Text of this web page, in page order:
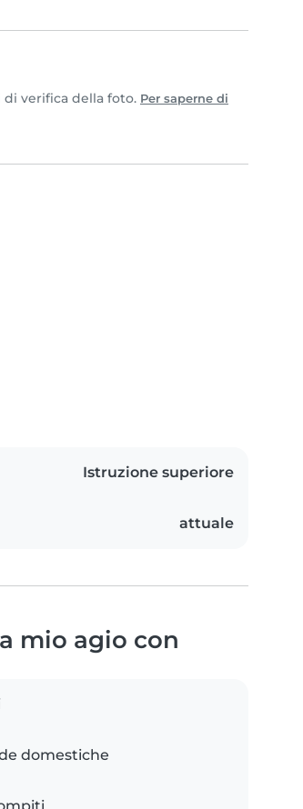
verifica della foto. Per saperne di
Istruzione superiore
attuale
mio agio con
domestiche